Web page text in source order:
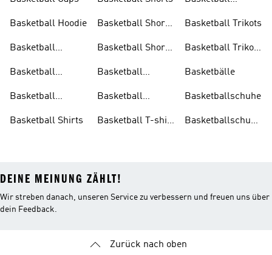
Basketball Hoodie
Basketball
Basketball
Basketball
Basketball Shirts
Basketball Shorts
Basketball Shorts
Basketball
Basketball
Basketball T-shirt
Basketball Trikots
Basketball Trikots
Basketbälle
Basketballschuhe
Basketballschuhe
DEINE MEINUNG ZÄHLT!
Wir streben danach, unseren Service zu verbessern und freuen uns über
dein Feedback.
Zurück nach oben